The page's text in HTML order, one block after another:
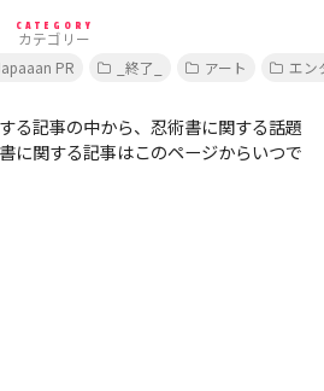
CATEGORY
カテゴリー
PR _終了_ アート エン
る記事の中から、忍術書に関する話題
に関する記事はこのページからいつで